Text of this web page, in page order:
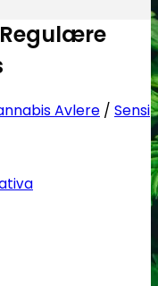
Avlere / Sensi